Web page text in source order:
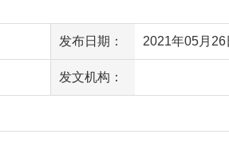
发布日期： 2021年05月26
发文机构：